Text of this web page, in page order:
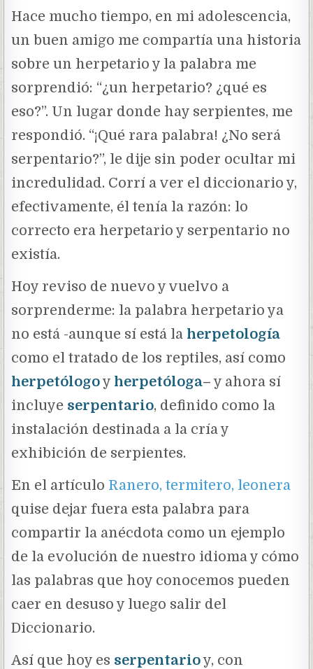
Hace mucho tiempo, en mi adolescencia,
un buen amigo me compartía una historia
sobre un herpetario y la palabra me
sorprendió: “¿un herpetario? ¿qué es
eso?”. Un lugar donde hay serpientes, me
respondió. “¡Qué rara palabra! ¿No será
serpentario?”, le dije sin poder ocultar mi
incredulidad. Corrí a ver el diccionario y,
efectivamente, él tenía la razón: lo
correcto era herpetario y serpentario no
existía.
Hoy reviso de nuevo y vuelvo a
sorprenderme: la palabra herpetario ya
no está -aunque sí está la herpetología
como el tratado de los reptiles, así como
herpetólogoy herpetóloga– y ahora sí
incluye serpentario, definido como la
instalación destinada a la cría y
exhibición de serpientes.
En el artículo Ranero, termitero, leonera
quise dejar fuera esta palabra para
compartir la anécdota como un ejemplo
de la evolución de nuestro idioma y cómo
las palabras que hoy conocemos pueden
caer en desuso y luego salir del
Diccionario.
Así que hoy es serpentarioy, con